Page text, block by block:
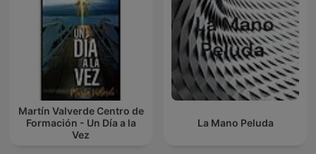
Martín Valverde Centro de
Formación - Un Día a la
Vez
La Mano Peluda